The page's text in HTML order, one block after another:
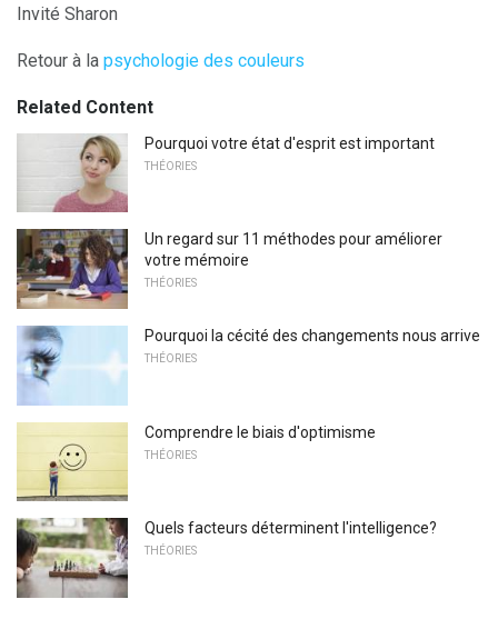
Invité Sharon
Retour à la psychologie des couleurs
Related Content
Pourquoi votre état d'esprit est important
THÉORIES
Un regard sur 11 méthodes pour améliorer
votre mémoire
THÉORIES
Pourquoi la cécité des changements nous arrive
THÉORIES
Comprendre le biais d'optimisme
THÉORIES
Quels facteurs déterminent l'intelligence?
THÉORIES